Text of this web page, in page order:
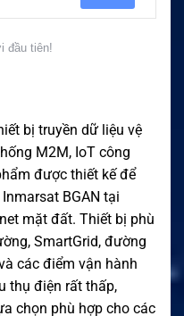
đầu tiên!
bị truyền dữ liệu vệ
M2M, IoT công
được thiết kế để
BGAN tại
mặt đất. Thiết bị phù
SmartGrid, đường
các điểm vận hành
thụ điện rất thấp,
chọn phù hợp cho các